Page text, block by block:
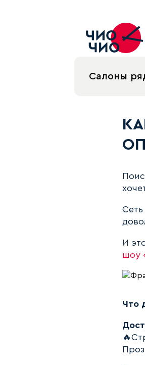
Салоны
Новость Как
И
шоу
Что